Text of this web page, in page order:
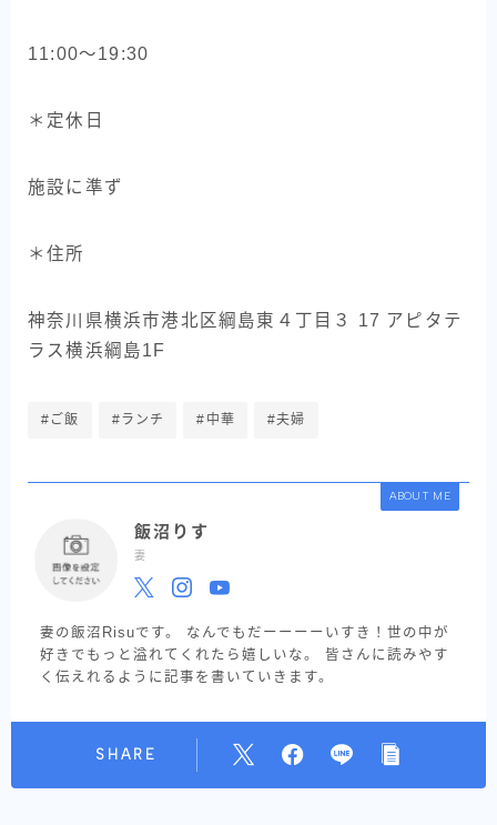
11:00〜19:30
＊定休日
施設に準ず
＊住所
神奈川県横浜市港北区綱島東４丁目３ 17 アピタテ
ラス横浜綱島1F
#ご飯 #ランチ #中華 #夫婦
ABOUT ME
飯沼りす
妻
妻の飯沼Risuです。 なんでもだーーーーいすき！世の中が
好きでもっと溢れてくれたら嬉しいな。 皆さんに読みやす
く伝えれるように記事を書いていきます。
SHARE